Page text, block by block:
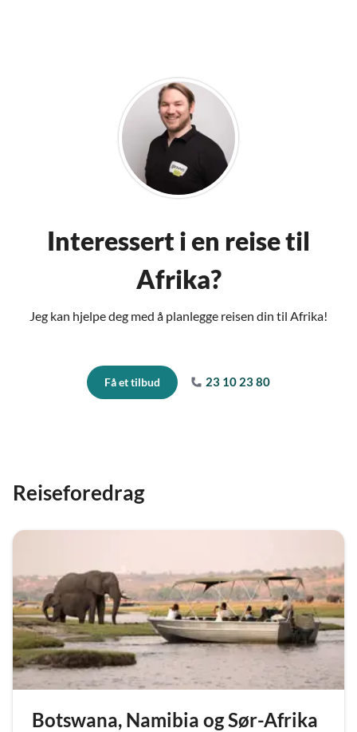
Interessert i en reise til
Afrika?
Jeg kan hjelpe deg med å planlegge reisen din til Afrika!
Få et tilbud 23 10 23 80
Reiseforedrag
Botswana, Namibia og Sør-Afrika